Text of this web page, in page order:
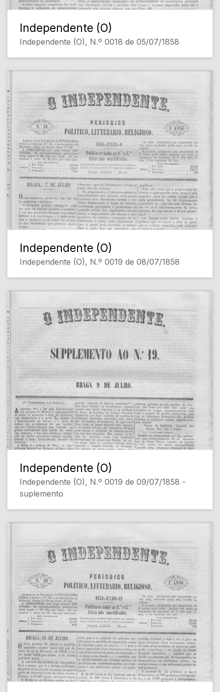
Independente (O)
Independente (O), N.º 0018 de 05/07/1858
Independente (O)
Independente (O), N.º 0019 de 08/07/1858
Independente (O)
Independente (O), N.º 0019 de 09/07/1858 -
suplemento